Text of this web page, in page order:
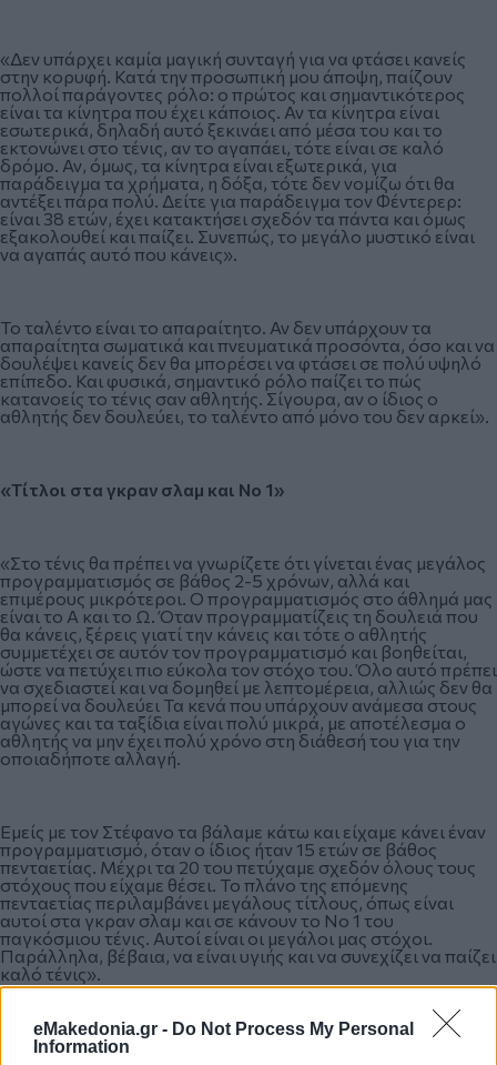
eMakedonia.gr - Do Not Process My Personal
Information
«Δεν υπάρχει καμία μαγική συνταγή για να φτάσει κανείς
στην κορυφή. Κατά την προσωπική μου άποψη, παίζουν
πολλοί παράγοντες ρόλο: ο πρώτος και σημαντικότερος
είναι τα κίνητρα που έχει κάποιος. Αν τα κίνητρα είναι
εσωτερικά, δηλαδή αυτό ξεκινάει από μέσα του και το
εκτονώνει στο τένις, αν το αγαπάει, τότε είναι σε καλό
δρόμο. Αν, όμως, τα κίνητρα είναι εξωτερικά, για
παράδειγμα τα χρήματα, η δόξα, τότε δεν νομίζω ότι θα
αντέξει πάρα πολύ. Δείτε για παράδειγμα τον Φέντερερ:
είναι 38 ετών, έχει κατακτήσει σχεδόν τα πάντα και όμως
εξακολουθεί και παίζει. Συνεπώς, το μεγάλο μυστικό είναι
να αγαπάς αυτό που κάνεις».
Το ταλέντο είναι το απαραίτητο. Αν δεν υπάρχουν τα
απαραίτητα σωματικά και πνευματικά προσόντα, όσο και να
δουλέψει κανείς δεν θα μπορέσει να φτάσει σε πολύ υψηλό
επίπεδο. Και φυσικά, σημαντικό ρόλο παίζει το πώς
κατανοείς το τένις σαν αθλητής. Σίγουρα, αν ο ίδιος ο
αθλητής δεν δουλεύει, το ταλέντο από μόνο του δεν αρκεί».
«Τίτλοι στα γκραν σλαμ και Νο 1»
«Στο τένις θα πρέπει να γνωρίζετε ότι γίνεται ένας μεγάλος
προγραμματισμός σε βάθος 2-5 χρόνων, αλλά και
επιμέρους μικρότεροι. Ο προγραμματισμός στο άθλημά μας
είναι το Α και το Ω. Όταν προγραμματίζεις τη δουλειά που
θα κάνεις, ξέρεις γιατί την κάνεις και τότε ο αθλητής
συμμετέχει σε αυτόν τον προγραμματισμό και βοηθείται,
ώστε να πετύχει πιο εύκολα τον στόχο του. Όλο αυτό πρέπει
να σχεδιαστεί και να δομηθεί με λεπτομέρεια, αλλιώς δεν θα
μπορεί να δουλεύει Τα κενά που υπάρχουν ανάμεσα στους
αγώνες και τα ταξίδια είναι πολύ μικρά, με αποτέλεσμα ο
αθλητής να μην έχει πολύ χρόνο στη διάθεσή του για την
οποιαδήποτε αλλαγή.
Εμείς με τον Στέφανο τα βάλαμε κάτω και είχαμε κάνει έναν
προγραμματισμό, όταν ο ίδιος ήταν 15 ετών σε βάθος
πενταετίας. Μέχρι τα 20 του πετύχαμε σχεδόν όλους τους
στόχους που είχαμε θέσει. Το πλάνο της επόμενης
πενταετίας περιλαμβάνει μεγάλους τίτλους, όπως είναι
αυτοί στα γκραν σλαμ και σε κάνουν το Νο 1 του
παγκόσμιου τένις. Αυτοί είναι οι μεγάλοι μας στόχοι.
Παράλληλα, βέβαια, να είναι υγιής και να συνεχίζει να παίζει
καλό τένις».
«Με ένεση στο Λονδίνο»